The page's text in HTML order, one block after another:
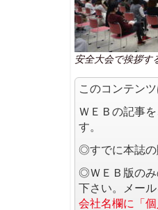
安全大会で挨拶す
このコンテン
ＷＥＢの記事
す。
◎すでに本誌の
◎ＷＥＢ版のみ
下さい。メー
会社名欄に「個